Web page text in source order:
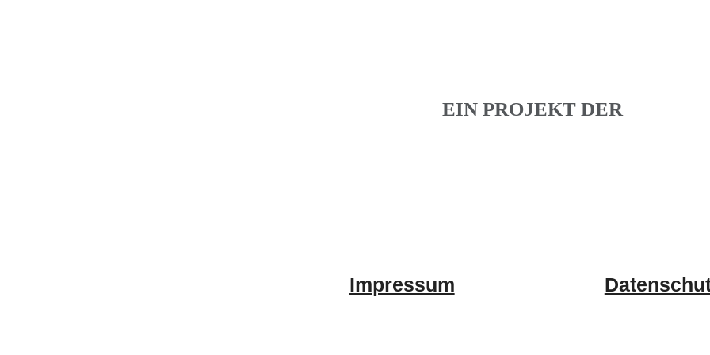
EIN PROJEKT DER
Impressum